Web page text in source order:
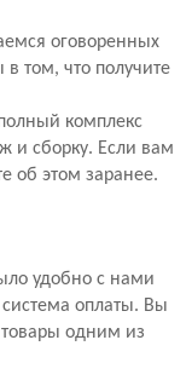
оговоренных
том, что получите
комплекс
и сборку. Если вам
об этом заранее.
удобно с нами
система оплаты. Вы
одним из